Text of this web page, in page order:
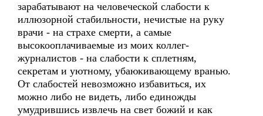
зарабатывают на человеческой слабости к
иллюзорной стабильности, нечистые на руку
врачи - на страхе смерти, а самые
высокооплачиваемые из моих коллег-
журналистов - на слабости к сплетням,
секретам и уютному, убаюкивающему вранью.
От слабостей невозможно избавиться, их
можно либо не видеть, либо единожды
умудрившись извлечь на свет божий и как